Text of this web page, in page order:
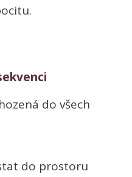
do všech
do prostoru